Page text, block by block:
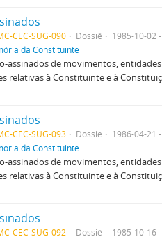
CEC-SUG-090 Dossiê
1985-10-02
da Constituinte
assinados de movimentos,
relativas à Constituinte e à
CEC-SUG-093 Dossiê
1986-04-21
da Constituinte
assinados de movimentos,
relativas à Constituinte e à
CEC-SUG-092 Dossiê
1985-10-16